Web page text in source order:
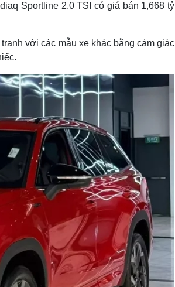
Sportline 2.0 TSI có giá bán 1,668 tỷ
với các mẫu xe khác bằng cảm giác